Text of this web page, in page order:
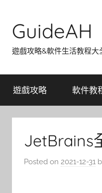
content
GuideAH
遊戲攻略&軟件生活教程大
遊戲攻略 軟件教
JetBrains
Posted on 2021-12-31